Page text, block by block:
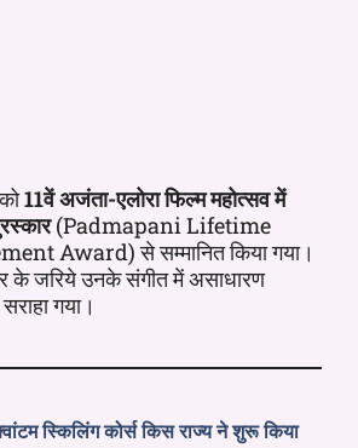
11वें अजंता-एलोरा फिल्म महोत्सव में
(Padmapani Lifetime
Award) से सम्मानित किया गया।
के जरिये उनके संगीत में असाधारण
गया।
स्किलिंग कोर्स किस राज्य ने शुरू किया